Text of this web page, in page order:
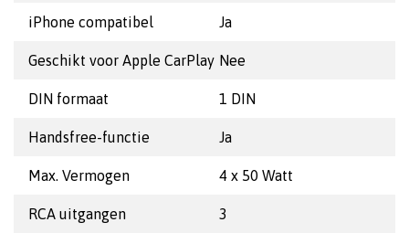
iPhone compatibel Ja
Geschikt voor Apple CarPlay Nee
DIN formaat 1 DIN
Handsfree-functie Ja
Max. Vermogen 4 x 50 Watt
RCA uitgangen 3